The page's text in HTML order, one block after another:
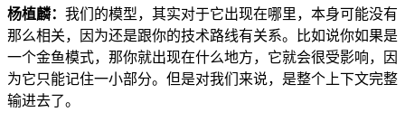
杨植麟： 我们的模型，其实对于它出现在哪里，本身可能没有
那么相关，因为还是跟你的技术路线有关系。比如说你如果是
一个金鱼模式，那你就出现在什么地方，它就会很受影响，因
为它只能记住一小部分。但是对我们来说，是整个上下文完整
输进去了。